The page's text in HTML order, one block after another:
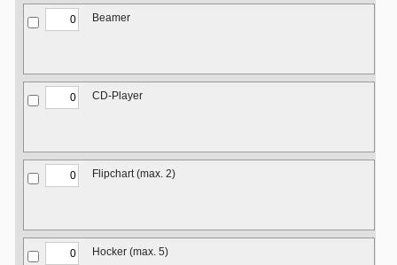
Beamer
CD-Player
Flipchart (max. 2)
Hocker (max. 5)